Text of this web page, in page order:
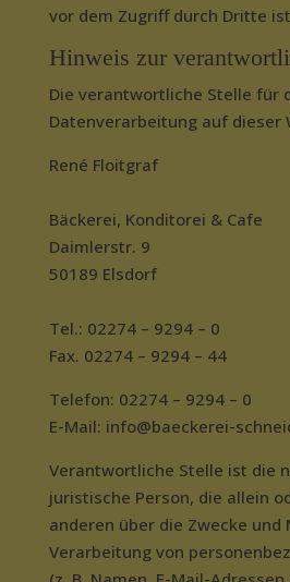
vor dem Zugriff durch Dritte
Hinweis zur
Die verantwortliche Stelle für
Datenverarbeitung auf dieser
René Floitgraf
Bäckerei, Konditorei & Cafe
Daimlerstr. 9
50189 Elsdorf
Tel.: 02274 – 9294 – 0
Fax. 02274 – 9294 – 44
Telefon: 02274 – 9294 – 0
E-Mail: info@baeckerei-
Verantwortliche Stelle ist die
juristische Person, die allein
anderen über die Zwecke und
Verarbeitung von